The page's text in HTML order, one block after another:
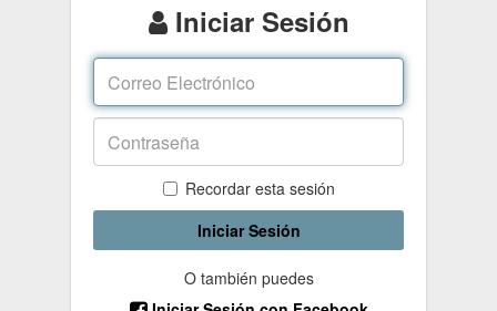
Iniciar Sesión
Recordar esta sesión
Iniciar Sesión
O también puedes